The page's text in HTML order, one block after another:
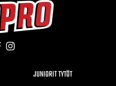
Facebook
JUNIORIT TYTÖT